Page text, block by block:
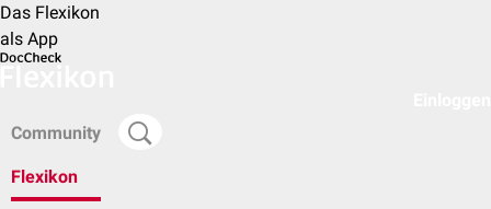
Das Flexikon
als App
Community
Flexikon